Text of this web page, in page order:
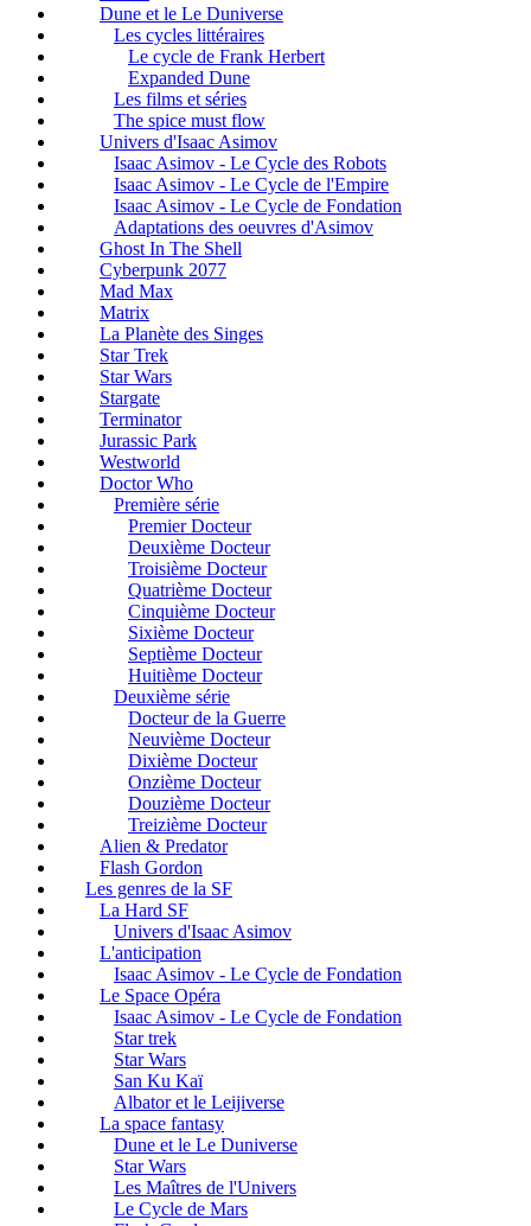
Dune et le Le Duniverse
Les cycles littéraires
Le cycle de Frank Herbert
Expanded Dune
Les films et séries
The spice must flow
Univers d'Isaac Asimov
Isaac Asimov - Le Cycle des Robots
Isaac Asimov - Le Cycle de l'Empire
Isaac Asimov - Le Cycle de Fondation
Adaptations des oeuvres d'Asimov
Ghost In The Shell
Cyberpunk 2077
Mad Max
Matrix
La Planète des Singes
Star Trek
Star Wars
Stargate
Terminator
Jurassic Park
Westworld
Doctor Who
Première série
Premier Docteur
Deuxième Docteur
Troisième Docteur
Quatrième Docteur
Cinquième Docteur
Sixième Docteur
Septième Docteur
Huitième Docteur
Deuxième série
Docteur de la Guerre
Neuvième Docteur
Dixième Docteur
Onzième Docteur
Douzième Docteur
Treizième Docteur
Alien & Predator
Flash Gordon
Les genres de la SF
La Hard SF
Univers d'Isaac Asimov
L'anticipation
Isaac Asimov - Le Cycle de Fondation
Le Space Opéra
Isaac Asimov - Le Cycle de Fondation
Star trek
Star Wars
San Ku Kaï
Albator et le Leijiverse
La space fantasy
Dune et le Le Duniverse
Star Wars
Les Maîtres de l'Univers
Le Cycle de Mars